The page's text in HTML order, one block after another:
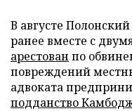
В августе Полонский
ранее вместе с
арестован по
повреждений
адвоката
подданство